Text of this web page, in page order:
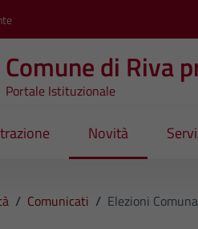
Comune di Riva
Portale Istituzionale
Novità
/ Comunicati / Elezioni